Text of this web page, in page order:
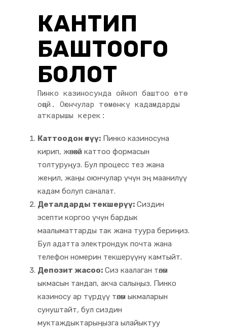
КАНТИП
БАШТООГО
БОЛОТ
Пинко казиносунда ойноп баштоо өтө
оңой. Оюнчулар төмөнкү кадамдарды
аткарышы керек:
Каттоодон өтүү: Пинко казиносуна
кирип, жөнөкөй каттоо формасын
толтуруңуз. Бул процесс тез жана
жеңил, жаңы оюнчулар үчүн эң маанилүү
кадам болуп саналат.
Деталдарды текшерүү: Сиздин
эсепти коргоо үчүн бардык
маалыматтарды так жана туура бериңиз.
Бул адатта электрондук почта жана
телефон номерин текшерүүнү камтыйт.
Депозит жасоо: Сиз каалаган төлөм
ыкмасын тандап, акча салыңыз. Пинко
казиносу ар түрдүү төлөм ыкмаларын
сунуштайт, бул сиздин
муктаждыктарыңызга ылайыктуу